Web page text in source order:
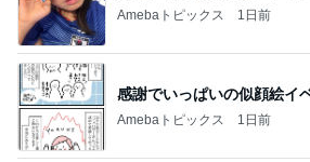
Amebaトピックス 1日前
感謝でいっぱいの似顔絵イ
Amebaトピックス 1日前